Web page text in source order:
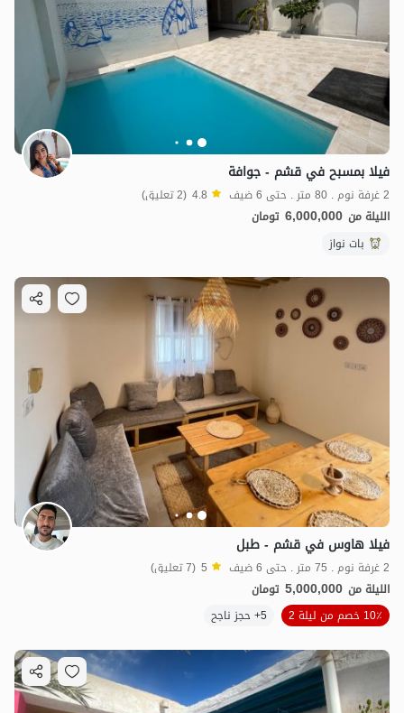
فيلا بمسبح في قشم - جوافة
2 غرفة نوم . 80 متر . حتى 6 ضيف 4.8 (2 تعليق)
الليلة من 6,000,000 تومان
بات نواز
فيلا هاوس في قشم - طبل
2 غرفة نوم . 75 متر . حتى 6 ضيف 5 (7 تعليق)
الليلة من 5,000,000 تومان
10٪ خصم من ليلة 2
5+ حجز ناجح